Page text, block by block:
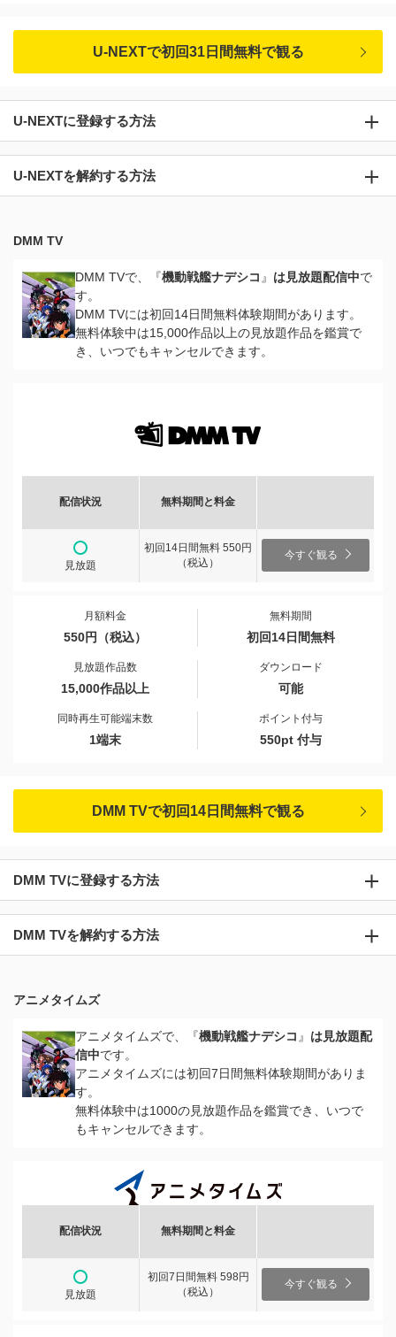
U-NEXTで初回31日間無料で観る
U-NEXTに登録する方法
U-NEXTを解約する方法
DMM TV
DMM TVで、『機動戦艦ナデシコ 』 は見放題配信中で
す。
DMM TVには初回14日間無料体験期間があります。
無料体験中は15,000作品以上の見放題作品を鑑賞で
き、いつでもキャンセルできます。
配信状況 無料期間と料金
見放題
初回14日間無料 550円
（税込）
今すぐ観る
月額料金
550円（税込）
無料期間
初回14日間無料
見放題作品数
15,000作品以上
ダウンロード
可能
同時再生可能端末数
1端末
ポイント付与
550pt 付与
DMM TVで初回14日間無料で観る
DMM TVに登録する方法
DMM TVを解約する方法
アニメタイムズ
アニメタイムズで、『機動戦艦ナデシコ 』 は見放題配
信中です。
アニメタイムズには初回7日間無料体験期間がありま
す。
無料体験中は1000の見放題作品を鑑賞でき、いつで
もキャンセルできます。
配信状況 無料期間と料金
見放題
初回7日間無料 598円
（税込）
今すぐ観る